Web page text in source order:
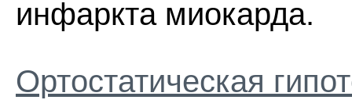
инфаркта миокарда.
Ортостатическая